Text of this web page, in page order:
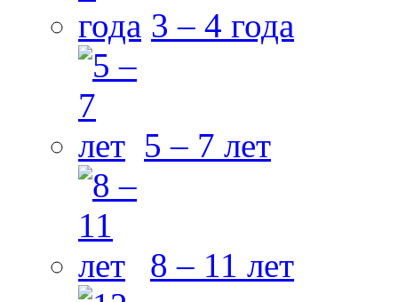
3 – 4 года
5 – 7 лет
8 – 11 лет